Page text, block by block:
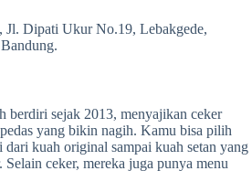
Jl. Dipati Ukur No.19, Lebakgede,
berdiri sejak 2013, menyajikan ceker
yang bikin nagih. Kamu bisa pilih
kuah original sampai kuah setan yang
ceker, mereka juga punya menu